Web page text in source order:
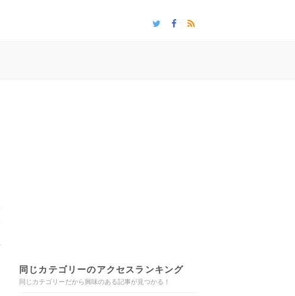
同じカテゴリーのアクセスランキング
同じカテゴリーだから興味のある記事が見つかる！